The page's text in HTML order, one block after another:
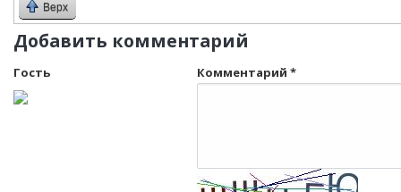
Верх
Добавить комментарий
Гость Комментарий *